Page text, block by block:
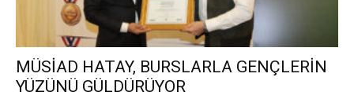
MÜSİAD HATAY, BURSLARLA GENÇLERİN
YÜZÜNÜ GÜLDÜRÜYOR